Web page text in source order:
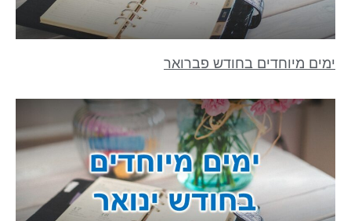
ימים מיוחדים בחודש פברואר